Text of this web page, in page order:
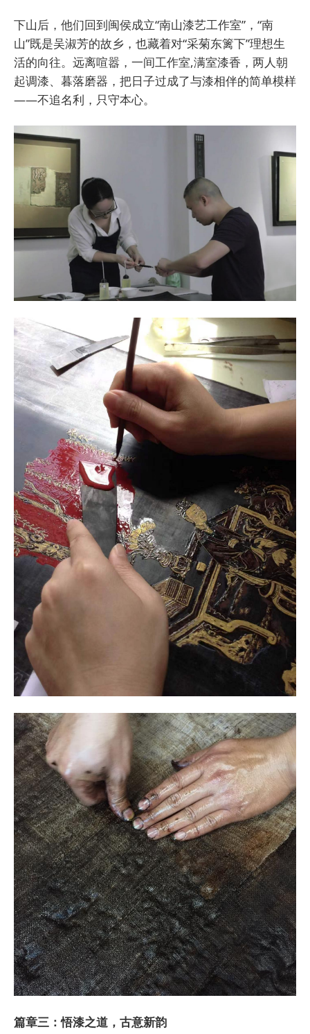
下山后，他们回到闽侯成立“南山漆艺工作室”，“南
山”既是吴淑芳的故乡，也藏着对“采菊东篱下”理想生
活的向往。远离喧嚣，一间工作室,满室漆香，两人朝
起调漆、暮落磨器，把日子过成了与漆相伴的简单模样
——不追名利，只守本心。
篇章三：悟漆之道，古意新韵